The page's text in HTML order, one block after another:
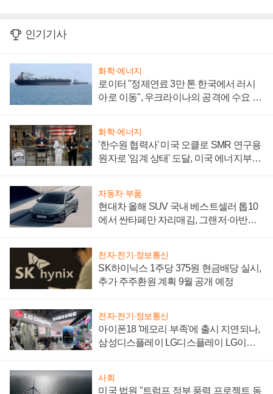
인기기사
화학·에너지
로이터 "정제연료 3만 톤 한국에서 러시
아로 이동", 우크라이나의 공격에 수요 늘
화학·에너지
'한수원 협력사' 미국 오클로 SMR 연구용
원자로 '임계 상태' 도달, 미국 에너지부
자동차·부품
현대차 올해 SUV 국내 베스트셀러 톱10
에서 싼타페만 자리매김, 그랜저·아반떼
전자·전기·정보통신
SK하이닉스 1주당 375원 현금배당 실시,
추가 주주환원 계획 9월 공개 예정
전자·전기·정보통신
아이폰18 '메모리 부족'에 출시 지연되나,
삼성디스플레이 LG디스플레이 LG이노
사회
미국 법원 "트럼프 정부 풍력 프로젝트 동